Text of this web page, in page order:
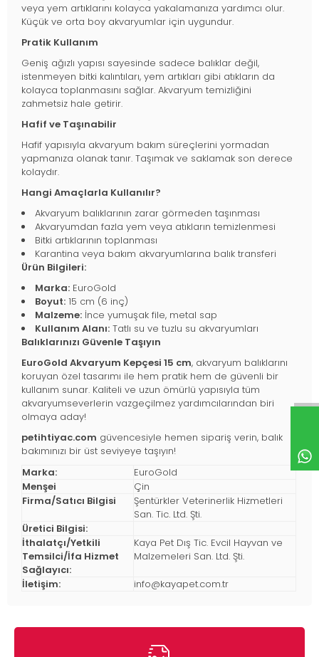
veya yem artıklarını kolayca yakalamanıza yardımcı olur.
Küçük ve orta boy akvaryumlar için uygundur.
Pratik Kullanım
Geniş ağızlı yapısı sayesinde sadece balıklar değil,
istenmeyen bitki kalıntıları, yem artıkları gibi atıkların da
kolayca toplanmasını sağlar. Akvaryum temizliğini
zahmetsiz hale getirir.
Hafif ve Taşınabilir
Hafif yapısıyla akvaryum bakım süreçlerini yormadan
yapmanıza olanak tanır. Taşımak ve saklamak son derece
kolaydır.
Hangi Amaçlarla Kullanılır?
Akvaryum balıklarının zarar görmeden taşınması
Akvaryumdan fazla yem veya atıkların temizlenmesi
Bitki artıklarının toplanması
Karantina veya bakım akvaryumlarına balık transferi
Ürün Bilgileri:
Marka: EuroGold
Boyut: 15 cm (6 inç)
Malzeme: İnce yumuşak file, metal sap
Kullanım Alanı: Tatlı su ve tuzlu su akvaryumları
Balıklarınızı Güvenle Taşıyın
EuroGold Akvaryum Kepçesi 15 cm, akvaryum balıklarını
koruyan özel tasarımı ile hem pratik hem de güvenli bir
kullanım sunar. Kaliteli ve uzun ömürlü yapısıyla tüm
akvaryumseverlerin vazgeçilmez yardımcılarından biri
olmaya aday!
petihtiyac.com güvencesiyle hemen sipariş verin, balık
bakımınızı bir üst seviyeye taşıyın!
Marka:
EuroGold
Menşei
Çin
Firma/Satıcı Bilgisi
Şentürkler Veterinerlik Hizmetleri
San. Tic. Ltd. Şti.
Üretici Bilgisi:
İthalatçı/Yetkili
Temsilci/İfa Hizmet
Sağlayıcı:
Kaya Pet Dış Tic. Evcil Hayvan ve
Malzemeleri San. Ltd. Şti.
İletişim: info@kayapet.com.tr